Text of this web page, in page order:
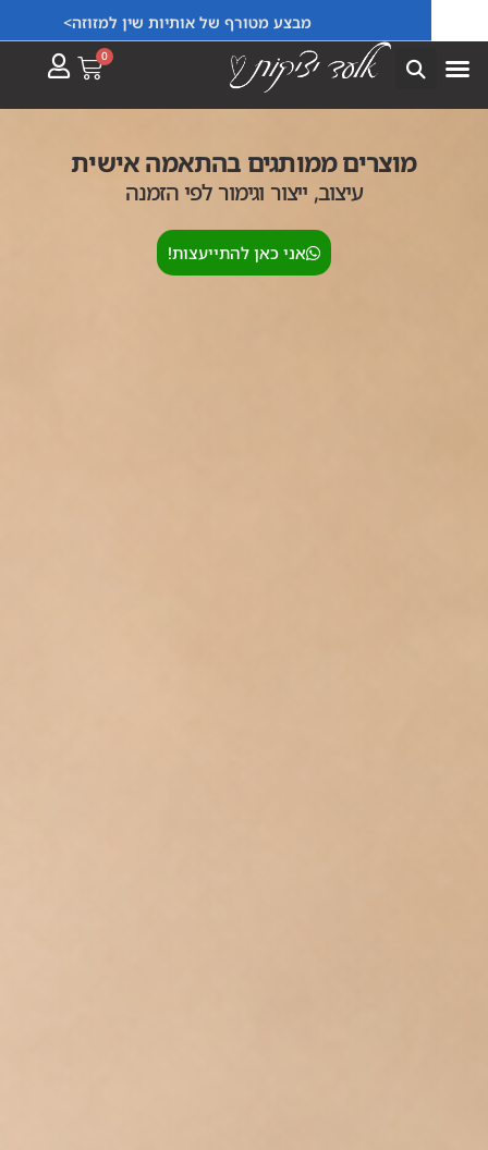
מבצע מטורף של אותיות שין למזוזה>
ייצור פריטים בהתאמה אישית למוסדות וחברות!
מוצרים ממותגים בהתאמה אישית
עיצוב, ייצור וגימור לפי הזמנה
אני כאן להתייעצות!